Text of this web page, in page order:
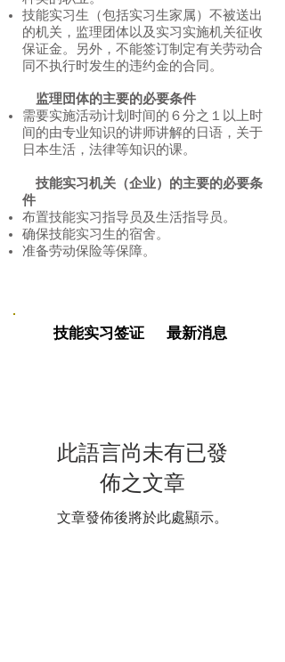
技能实习生（包括实习生家属）不被送出
的机关，监理团体以及实习实施机关征收
保证金。 另外，不能签订制定有关劳动合
同不执行时发生的违约金的合同。
​​ 监理団体的主要的必要条件
需要实施活动计划时间的６分之１以上时
间的由专业知识的讲师讲解的日语，关于
日本生活，法律等知识的课。
技能实习机关（企业）的主要的必要条
件
布置技能实习指导员及生活指导员。
确保技能实习生的宿舍。
​准备劳动保险等保障。
技能实习签证 最新消息
此語言尚未有已發
佈之文章
文章發佈後將於此處顯示。